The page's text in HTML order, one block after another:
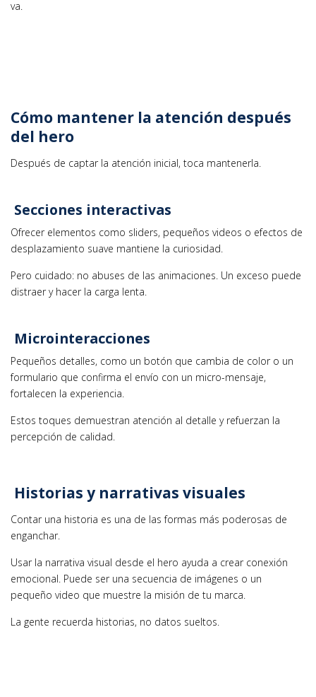
va.
Cómo mantener la atención después
del hero
Después de captar la atención inicial, toca mantenerla.
Secciones interactivas
Ofrecer elementos como sliders, pequeños videos o efectos de
desplazamiento suave mantiene la curiosidad.
Pero cuidado: no abuses de las animaciones. Un exceso puede
distraer y hacer la carga lenta.
Microinteracciones
Pequeños detalles, como un botón que cambia de color o un
formulario que confirma el envío con un micro-mensaje,
fortalecen la experiencia.
Estos toques demuestran atención al detalle y refuerzan la
percepción de calidad.
Historias y narrativas visuales
Contar una historia es una de las formas más poderosas de
enganchar.
Usar la narrativa visual desde el hero ayuda a crear conexión
emocional. Puede ser una secuencia de imágenes o un
pequeño video que muestre la misión de tu marca.
La gente recuerda historias, no datos sueltos.